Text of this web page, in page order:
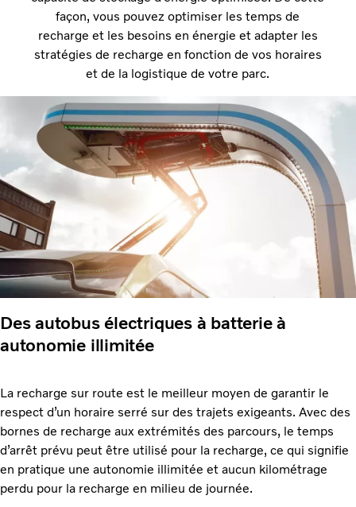
façon, vous pouvez optimiser les temps de
recharge et les besoins en énergie et adapter les
stratégies de recharge en fonction de vos horaires
et de la logistique de votre parc.
Des autobus électriques à batterie à
autonomie illimitée
La recharge sur route est le meilleur moyen de garantir le
respect d’un horaire serré sur des trajets exigeants. Avec des
bornes de recharge aux extrémités des parcours, le temps
d’arrêt prévu peut être utilisé pour la recharge, ce qui signifie
en pratique une autonomie illimitée et aucun kilométrage
perdu pour la recharge en milieu de journée.